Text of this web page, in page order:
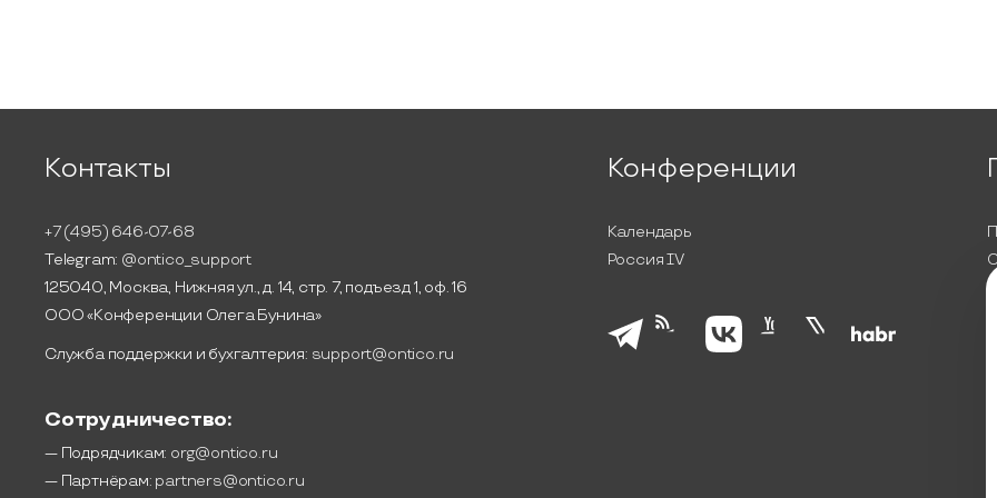
Контакты
+7 (495) 646-07-68
Telegram: @ontico_support
125040, Москва, Нижняя ул., д. 14, стр. 7, подъезд 1, оф. 16
ООО «Конференции Олега Бунина»
Служба поддержки и бухгалтерия: support@ontico.ru
Сотрудничество:
— Подрядчикам: org@ontico.ru
— Партнёрам: partners@ontico.ru
Конференции
Календарь
Россия IV